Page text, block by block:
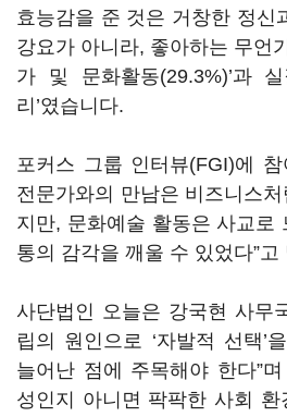
효능감을 준 것은 거창한 정신
강요가 아니라, 좋아하는 무언
가 및 문화활동(29.3%)’과
리’였습니다.
포커스 그룹 인터뷰(FGI)에
전문가와의 만남은 비즈니스
지만, 문화예술 활동은 사교로
통의 감각을 깨울 수 있었다”고
사단법인 오늘은 강국현 사무
립의 원인으로 ‘자발적 선택’
늘어난 점에 주목해야 한다”
성인지 아니면 팍팍한 사회